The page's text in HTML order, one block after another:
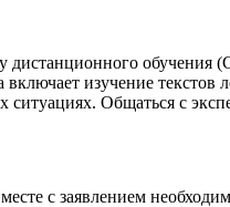
дистанционного
изучение
ситуациях. Общаться с
с заявлением